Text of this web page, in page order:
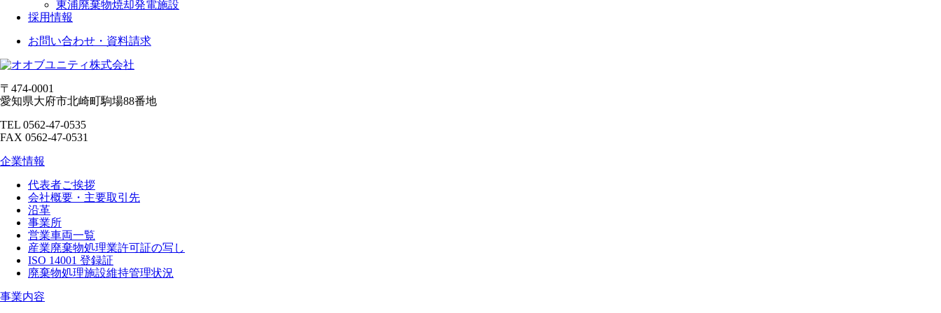
東浦廃棄物焼却発電施設
採用情報
お問い合わせ・資料請求
〒474-0001
愛知県大府市北崎町駒場88番地
TEL 0562-47-0535
FAX 0562-47-0531
企業情報
代表者ご挨拶
会社概要・主要取引先
沿革
事業所
営業車両一覧
産業廃棄物処理業許可証の写し
ISO 14001 登録証
廃棄物処理施設維持管理状況
事業内容